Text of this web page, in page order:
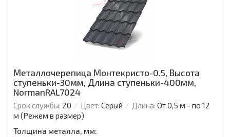
Металлочерепица Монтекристо-0.5, Высота
ступеньки-30мм, Длина ступеньки-400мм,
NormanRAL7024
Срок службы: 20 Цвет: Серый Длина: От 0,5 м - по 12
м (Режем в размер)
Толщина металла, мм: